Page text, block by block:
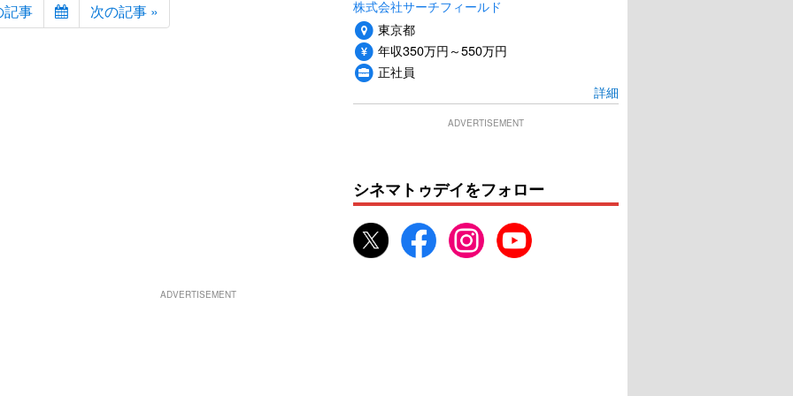
記事 次の記事 »
株式会社サーチフィールド
東京都
年収350万円～550万円
正社員
詳細
ADVERTISEMENT
シネマトゥデイをフォロー
ADVERTISEMENT